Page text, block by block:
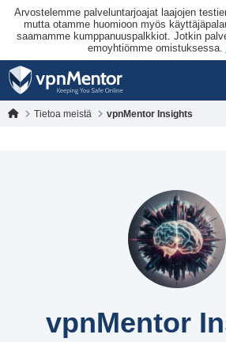
Arvostelemme palveluntarjoajat laajojen
mutta otamme huomioon myös
saamamme kumppanuuspalkkiot. Jotkin
emoyhtiömme omistuksessa.
Tietoa meistä vpnMentor Insights
vpnMentor